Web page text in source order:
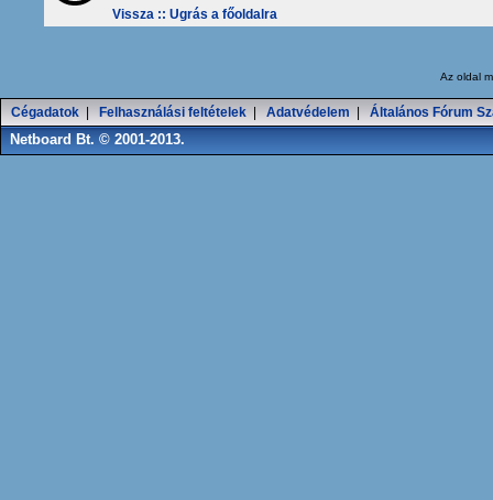
Vissza :: Ugrás a főoldalra
Az oldal
Cégadatok Felhasználási feltételek Adatvédelem Általános Fórum
Netboard Bt. © 2001-2013.